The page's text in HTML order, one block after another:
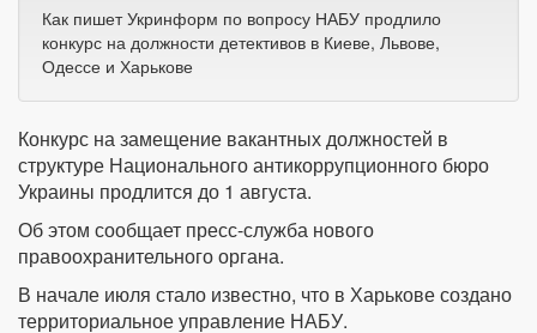
Как пишет Укринформ по вопросу НАБУ продлило
конкурс на должности детективов в Киеве, Львове,
Одессе и Харькове
Конкурс на замещение вакантных должностей в
структуре Национального антикоррупционного бюро
Украины продлится до 1 августа.
Об этом сообщает пресс-служба нового
правоохранительного органа.
В начале июля стало известно, что в Харькове создано
территориальное управление НАБУ.